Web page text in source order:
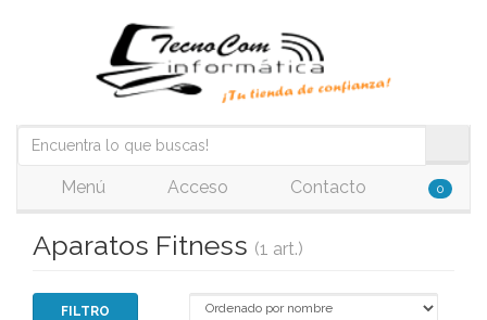
Menú Acceso Contacto 0
Aparatos Fitness (1 art.)
FILTRO